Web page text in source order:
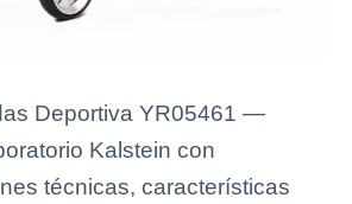
Deportiva YR05461 —
Kalstein con
técnicas, características